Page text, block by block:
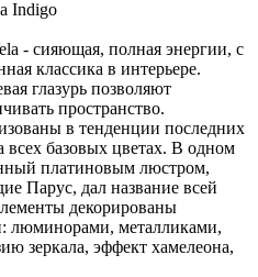
- сияющая, полная энергии, с
классика в интерьере.
глазурь позволяют
пространство.
в тенденции последних
всех базовых цветах. В одном
платиновым люстром,
Парус, дал название всей
декорированы
люминорами, металликами,
зеркала, эффект хамелеона,